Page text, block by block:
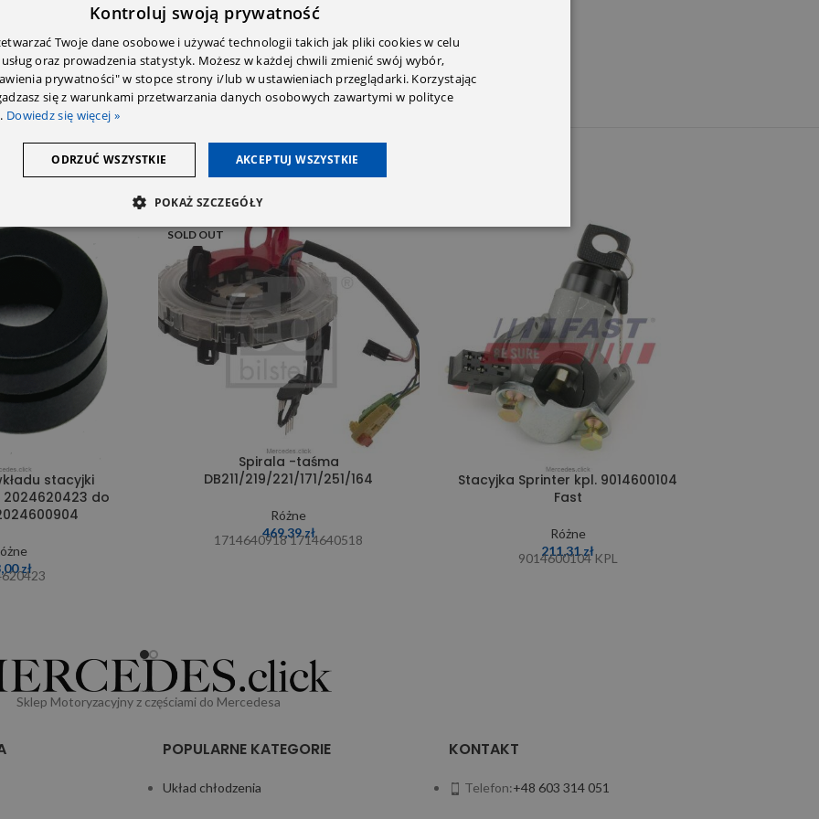
DODATKOWEOPINIE (0)PRZECZYTAJ PRZED ZAKUPEM
stacyjki
2024620423 do
zł
SOLD OUT
Spirala -taśma
DB211/219/221/171/251/164
Różne
469,39zł
1714640918 1714640518
Stacyjka Sprinter kpl. 9014600104
Fast
Różne
211,31zł
9014600104 KPL
Sklep Motoryzacyjny z częściami do Mercedesa
POPULARNE KATEGORIE
Układ chłodzenia
KONTAKT
Telefon:+48 603 314 051
Kontroluj swoją prywatność
Twoje dane osobowe i używać technologii takich jak pliki cookies w celu
oraz prowadzenia statystyk. Możesz w każdej chwili zmienić swój wybór,
prywatności" w stopce strony i/lub w ustawieniach przeglądarki. Korzystając
się z warunkami przetwarzania danych osobowych zawartymi w polityce
Dowiedz się więcej »
AKCEPTUJ WSZYSTKIE
ODRZUĆ WSZYSTKIE
POKAŻ SZCZEGÓŁY